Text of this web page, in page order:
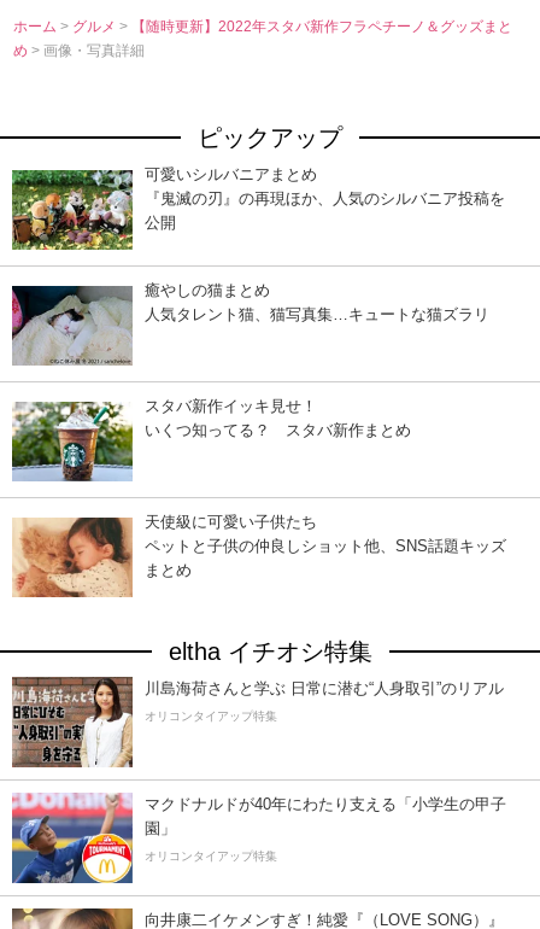
ホーム > グルメ>
【随時更新】2022年スタバ新作フラペチーノ＆グッズまと
め> 画像・写真詳細
ピックアップ
可愛いシルバニアまとめ
『鬼滅の刃』の再現ほか、人気のシルバニア投稿を
公開
癒やしの猫まとめ
人気タレント猫、猫写真集…キュートな猫ズラリ
スタバ新作イッキ見せ！
いくつ知ってる？ スタバ新作まとめ
天使級に可愛い子供たち
ペットと子供の仲良しショット他、SNS話題キッズ
まとめ
eltha イチオシ特集
川島海荷さんと学ぶ 日常に潜む“人身取引”のリアル
オリコンタイアップ特集
マクドナルドが40年にわたり支える「小学生の甲子
園」
オリコンタイアップ特集
向井康二イケメンすぎ！純愛『（LOVE SONG）』